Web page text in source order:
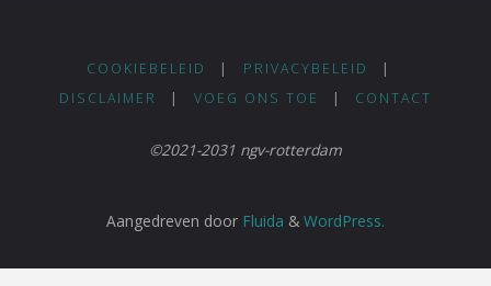
COOKIEBELEID | PRIVACYBELEID
|
DISCLAIMER
| VOEG ONS TOE | CONTACT
©2021-2031 ngv-rotterdam
Aangedreven door Fluida & WordPress.